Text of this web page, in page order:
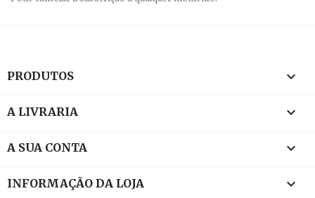
PRODUTOS 
A LIVRARIA 
A SUA CONTA 
INFORMAÇÃO DA LOJA keyboard_arrow_down